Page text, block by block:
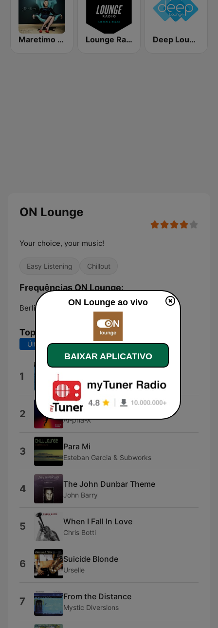
Maretimo Lounge Radio Lounge Radio Deep Lounge
ON Lounge
Your choice, your music!
Easy Listening Chillout
Frequências ON Lounge:
Berlin:
Top Músicas
Últimos 7 dias Últimos 30 dias
1 Anakelly
2 Hojar
Al-pha-X
3 Para Mi
Esteban Garcia & Subworks
4 The John Dunbar Theme
John Barry
5 When I Fall In Love
Chris Botti
6 Suicide Blonde
Urselle
7 From the Distance
Mystic Diversions
ON Lounge ao vivo
BAIXAR APLICATIVO